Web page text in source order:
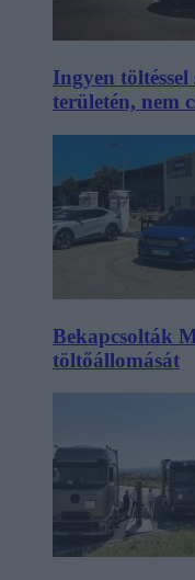
Ingyen
területén, nem
Bekapcsolták
töltőállomását